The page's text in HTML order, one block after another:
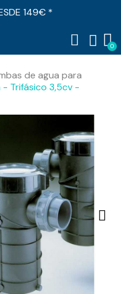
149€ *
de agua para
- Trifásico 3,5cv -